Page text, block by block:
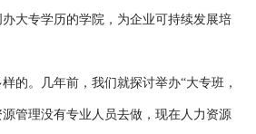
大专学历的学院，为企业可持续发展培
。几年前，我们就探讨举办“大专班，
管理没有专业人员去做，现在人力资源